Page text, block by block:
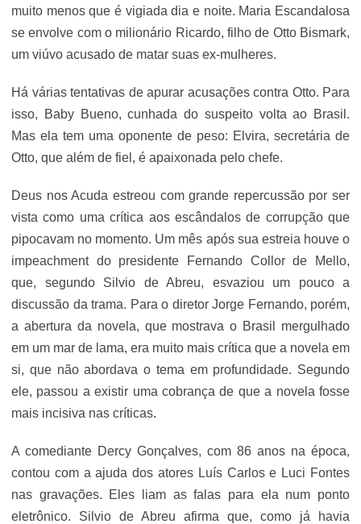
muito menos que é vigiada dia e noite. Maria Escandalosa
se envolve com o milionário Ricardo, filho de Otto Bismark,
um viúvo acusado de matar suas ex-mulheres.
Há várias tentativas de apurar acusações contra Otto. Para
isso, Baby Bueno, cunhada do suspeito volta ao Brasil.
Mas ela tem uma oponente de peso: Elvira, secretária de
Otto, que além de fiel, é apaixonada pelo chefe.
Deus nos Acuda estreou com grande repercussão por ser
vista como uma crítica aos escândalos de corrupção que
pipocavam no momento. Um mês após sua estreia houve o
impeachment do presidente Fernando Collor de Mello,
que, segundo Silvio de Abreu, esvaziou um pouco a
discussão da trama. Para o diretor Jorge Fernando, porém,
a abertura da novela, que mostrava o Brasil mergulhado
em um mar de lama, era muito mais crítica que a novela em
si, que não abordava o tema em profundidade. Segundo
ele, passou a existir uma cobrança de que a novela fosse
mais incisiva nas críticas.
A comediante Dercy Gonçalves, com 86 anos na época,
contou com a ajuda dos atores Luís Carlos e Luci Fontes
nas gravações. Eles liam as falas para ela num ponto
eletrônico. Silvio de Abreu afirma que, como já havia